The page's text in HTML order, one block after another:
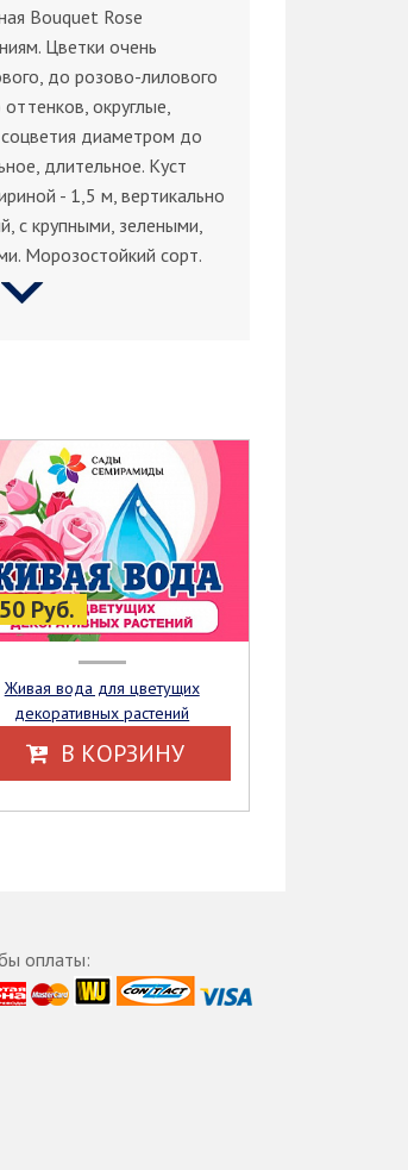
Bouquet Rose
Цветки очень
до розово-лилового
округлые,
диаметром до
длительное. Куст
- 1,5 м, вертикально
с крупными, зелеными,
Морозостойкий сорт.
Руб.
Живая вода для цветущих
декоративных растений
В КОРЗИНУ
оплаты: